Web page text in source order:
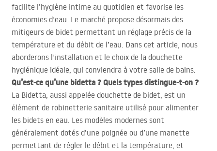
facilite l’hygiène intime au quotidien et favorise les
économies d’eau. Le marché propose désormais des
mitigeurs de bidet permettant un réglage précis de la
température et du débit de l’eau. Dans cet article, nous
aborderons l’installation et le choix de la douchette
hygiénique idéale, qui conviendra à votre salle de bains.
Qu’est-ce qu’une bidetta ? Quels types distingue-t-on ?
La Bidetta, aussi appelée douchette de bidet, est un
élément de robinetterie sanitaire utilisé pour alimenter
les bidets en eau. Les modèles modernes sont
généralement dotés d’une poignée ou d’une manette
permettant de régler le débit et la température, et